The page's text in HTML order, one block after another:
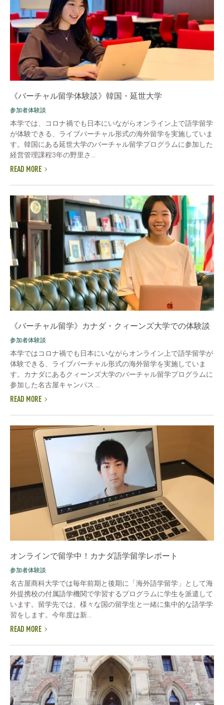
《バーチャル留学体験談》韓国・延世大学
参加者体験談
本学では、コロナ禍でも日本にいながらオンライン上で語学留学
が体験できる、ライブバーチャル形式の海外留学を実施していま
す。韓国にある延世大学のバーチャル留学プログラムに参加した
経営管理課程3年の野里さ...
READ MORE
《バーチャル留学》カナダ・クィーンズ大学での体験談
参加者体験談
本学ではコロナ禍でも日本にいながらオンライン上で語学留学が
体験できる、ライブバーチャル形式の海外留学を実施していま
す。カナダにあるクィーンズ大学のバーチャル留学プログラムに
参加した名古屋キャンパス ...
READ MORE
オンラインで留学中！カナダ語学留学レポート
参加者体験談
名古屋商科大学では毎年前期と後期に「海外語学留学」として海
外提携校の付属語学機関で学習するプログラムに学生を派遣して
います。留学先では、様々な国の留学生と一緒に集中的な語学学
習をします。今年度は新...
READ MORE